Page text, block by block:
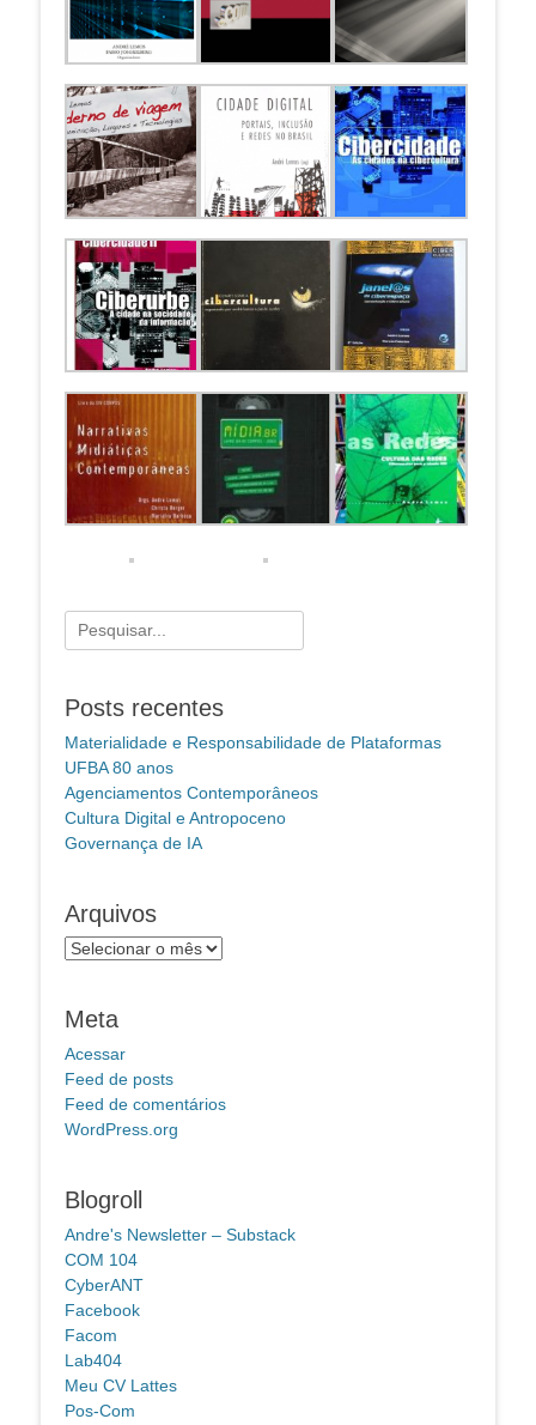
Pesquisar
por:
Posts recentes
Materialidade e Responsabilidade de Plataformas
UFBA 80 anos
Agenciamentos Contemporâneos
Cultura Digital e Antropoceno
Governança de IA
Arquivos
Arquivos
Meta
Acessar
Feed de posts
Feed de comentários
WordPress.org
Blogroll
Andre's Newsletter – Substack
COM 104
CyberANT
Facebook
Facom
Lab404
Meu CV Lattes
Pos-Com